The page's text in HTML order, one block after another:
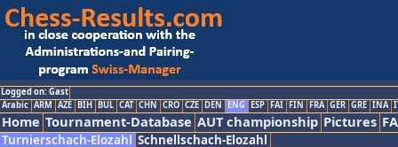
Logged on: Gast
Arabic ARM AZE BIH BUL CAT CHN CRO CZE DEN ENG ESP FAI FIN FRA GER GRE INA
Home Tournament-Database AUT championship Pictures
Turnierschach-Elozahl Schnellschach-Elozahl